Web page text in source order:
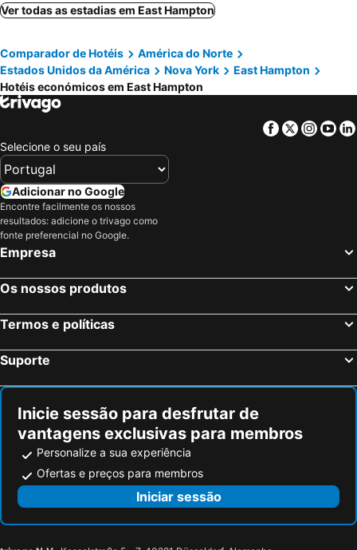
Ver todas as estadias em East Hampton
Comparador de Hotéis
América do Norte
Estados Unidos da América
Nova York
East Hampton
Hotéis económicos em East Hampton
Facebook
Twitter
Selecione o seu país
Adicionar no Google
Encontre facilmente os nossos
resultados: adicione o trivago como
fonte preferencial no Google.
Empresa
Os nossos produtos
Termos e políticas
Suporte
Inicie sessão para desfrutar de
vantagens exclusivas para membros
Personalize a sua experiência
Ofertas e preços para membros
Iniciar sessão